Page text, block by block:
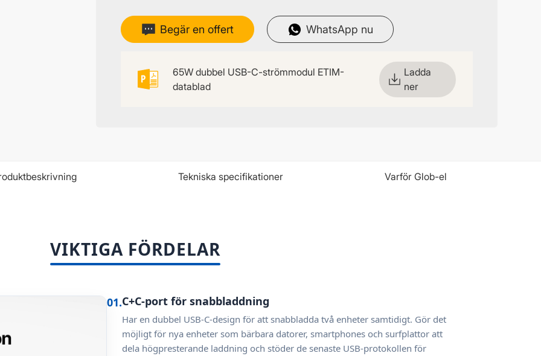
Begär en offert WhatsApp nu
65W dubbel USB-C-strömmodul ETIM-
datablad
Ladda
ner
Tekniska specifikationer Varför Glob-el
VIKTIGA FÖRDELAR
01.C+C-port för snabbladdning
Har en dubbel USB-C-design för att snabbladda två enheter samtidigt. Gör det
möjligt för nya enheter som bärbara datorer, smartphones och surfplattor att
dela högpresterande laddning och stöder de senaste USB-protokollen för